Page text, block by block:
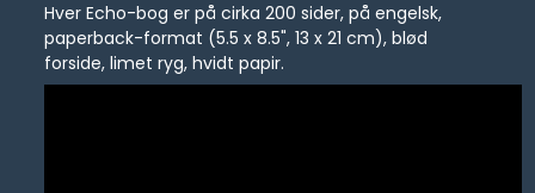
Hver Echo-bog er på cirka 200 sider, på engelsk,
paperback-format (5.5 x 8.5", 13 x 21 cm), blød
forside, limet ryg, hvidt papir.